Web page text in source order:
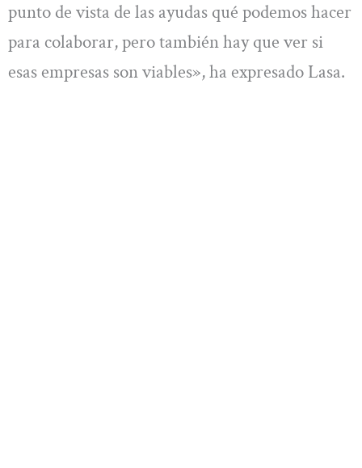
punto de vista de las ayudas qué podemos hacer
para colaborar, pero también hay que ver si
esas empresas son viables», ha expresado Lasa.